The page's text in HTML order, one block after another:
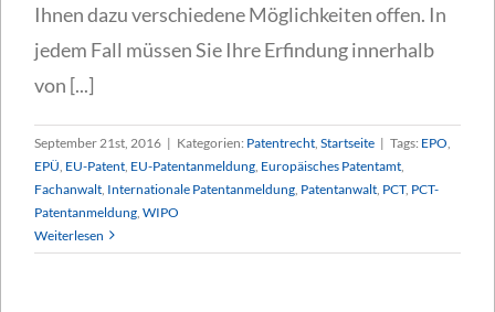
Ihnen dazu verschiedene Möglichkeiten offen. In
jedem Fall müssen Sie Ihre Erfindung innerhalb
von [...]
September 21st, 2016 | Kategorien: Patentrecht Startseite | Tags: EPO
EPÜ EU-Patent EU-Patentanmeldung Europäisches Patentamt
Fachanwalt Internationale Patentanmeldung Patentanwalt PCT, PCT-
Patentanmeldung WIPO
Weiterlesen